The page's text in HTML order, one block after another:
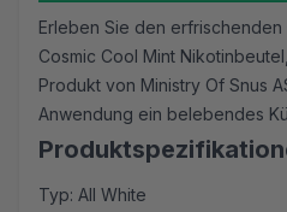
Erleben Sie den
Cosmic Cool Mint
Produkt von Ministry Of Snus
Anwendung ein belebendes
Typ: All White